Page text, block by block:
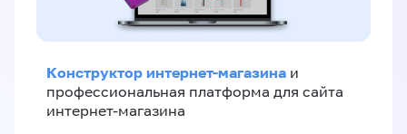
Конструктор интернет-магазина и
профессиональная платформа для сайта
интернет-магазина